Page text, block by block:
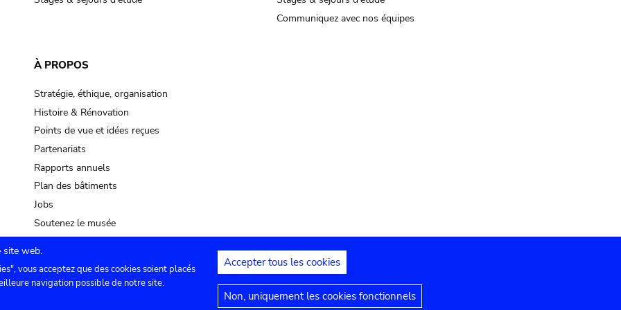
Communiquez avec nos équipes
À PROPOS
Stratégie, éthique, organisation
Histoire & Rénovation
Points de vue et idées reçues
Partenariats
Rapports annuels
Plan des bâtiments
Jobs
Soutenez le musée
Contact Paramètres de confidentialité Mentions juridiques Déclaration d'accessibilité
site web.
vous acceptez que des cookies soient placés
navigation possible de notre site.
Accepter tous les cookies
Non, uniquement les cookies fonctionnels